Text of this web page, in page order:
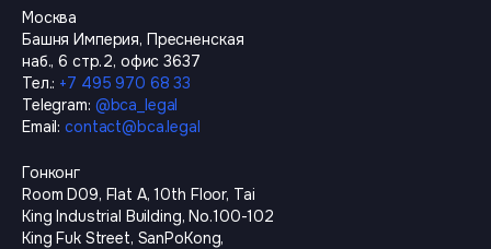
Москва
Башня Империя, Пресненская
наб., 6 стр.2, офис 3637
Тел.: +7 495 970 68 33
Telegram: @bca_legal
Email: contact@bca.legal
Гонконг
Room D09, Flat A, 10th Floor, Tai
King Industrial Building, No.100-102
King Fuk Street, SanPoKong,